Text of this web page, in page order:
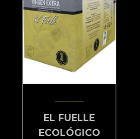
página
producto
EL FUELLE
ECOLÓGICO